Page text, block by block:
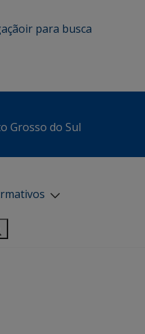
ir para busca
Grosso do Sul